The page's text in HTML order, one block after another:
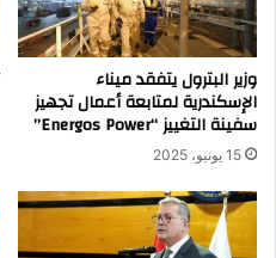
وزير البترول يتفقد ميناء
الإسكندرية لمتابعة أعمال تجهيز
سفينة التغييز “Energos Power”
15 يونيو، 2025